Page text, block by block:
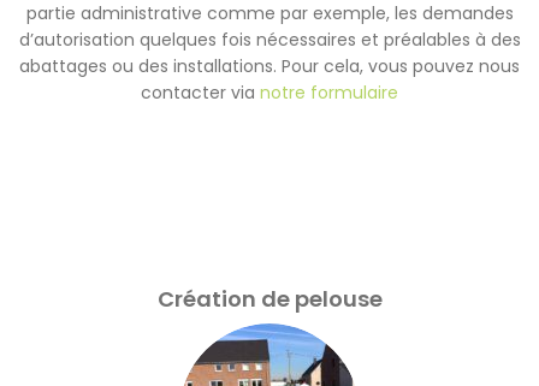
partie administrative comme par exemple, les demandes
d’autorisation quelques fois nécessaires et préalables à des
abattages ou des installations. Pour cela, vous pouvez nous
contacter via notre formulaire
Création de pelouse